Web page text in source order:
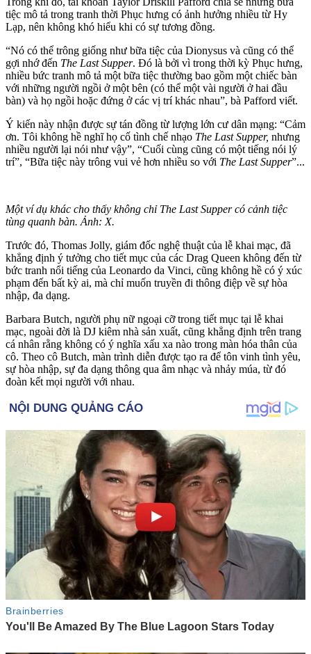
tiệc mô tả trong tranh thời Phục hưng có ảnh hưởng nhiều từ Hy
Lạp, nên không khó hiểu khi có sự tương đồng.
“Nó có thể trông giống như bữa tiệc của Dionysus và cũng có thể
gợi nhớ đến The Last Supper. Đó là bởi vì trong thời kỳ Phục hưng,
nhiều bức tranh mô tả một bữa tiệc thường bao gồm một chiếc bàn
với những người ngồi ở một bên (có thể một vài người ở hai đầu
bàn) và họ ngồi hoặc đứng ở các vị trí khác nhau”, bà Pafford viết.
Ý kiến này nhận được sự tán đồng từ lượng lớn cư dân mạng: “Cảm
ơn. Tôi không hề nghĩ họ cố tình chế nhạo The Last Supper, nhưng
nhiều người lại nói như vậy”, “Cuối cùng cũng có một tiếng nói lý
trí”, “Bữa tiệc này trông vui vẻ hơn nhiều so với The Last Supper”...
Một ví dụ khác cho thấy không chỉ The Last Supper có cảnh tiệc
tùng quanh bàn. Ảnh: X.
Trước đó, Thomas Jolly, giám đốc nghệ thuật của lễ khai mạc, đã
khẳng định ý tưởng cho tiết mục của các Drag Queen không đến từ
bức tranh nổi tiếng của Leonardo da Vinci, cũng không hề có ý xúc
phạm đến bất kỳ ai, mà chỉ muốn truyền đi thông điệp về sự hòa
nhập, đa dạng.
Barbara Butch, người phụ nữ ngoại cỡ trong tiết mục tại lễ khai
mạc, ngoài đời là DJ kiêm nhà sản xuất, cũng khẳng định trên trang
cá nhân rằng không có ý nghĩa xấu xa nào trong màn hóa thân của
cô. Theo cô Butch, màn trình diễn được tạo ra để tôn vinh tình yêu,
sự hòa nhập, sự đa dạng thông qua âm nhạc và nhảy múa, từ đó
đoàn kết mọi người với nhau.